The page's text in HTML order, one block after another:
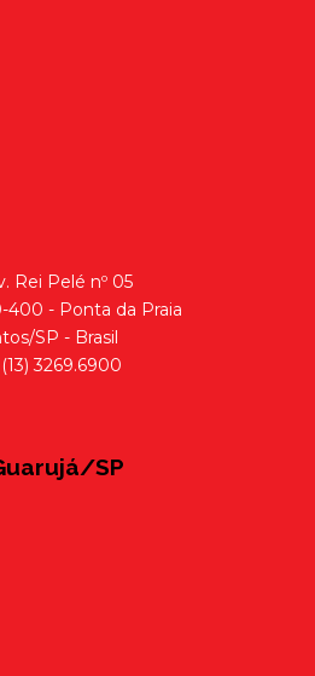
Rei Pelé nº 05
400 - Ponta da Praia
SP - Brasil
(13) 3269.6900
SP